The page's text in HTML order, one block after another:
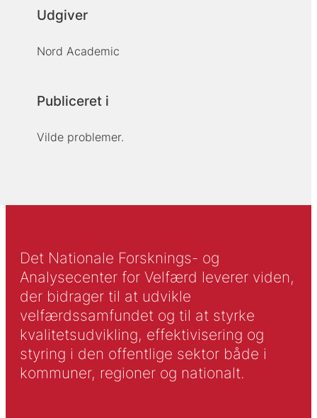
Udgiver
Nord Academic
Publiceret i
Vilde problemer.
Det Nationale Forsknings- og
Analysecenter for Velfærd leverer viden,
der bidrager til at udvikle
velfærdssamfundet og til at styrke
kvalitetsudvikling, effektivisering og
styring i den offentlige sektor både i
kommuner, regioner og nationalt.